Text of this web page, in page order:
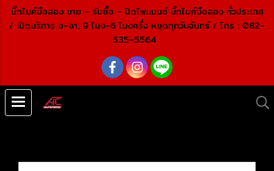
บิ๊กไบค์มือสอง ขาย - รับซื้อ - ปิดไฟแนนซ์ บิ๊กไบค์มือสอง ทั่วประเทศ
/ เปิดบริการ อ-อา. 9 โมง-6 โมงครึ่ง หยุดทุกวันจันทร์ / โทร : 082-
535-5564